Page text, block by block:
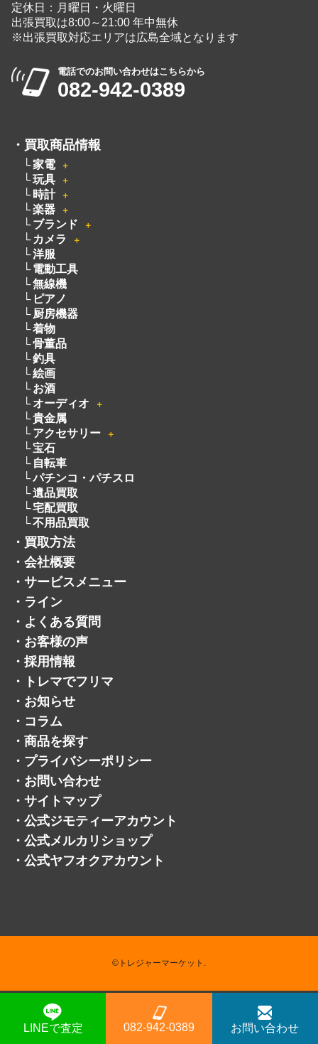
定休日：月曜日・火曜日
出張買取は8:00～21:00 年中無休
※出張買取対応エリアは広島全域となります
電話でのお問い合わせはこちらから
082-942-0389
・ 買取商品情報
家電 ＋
玩具 ＋
時計 ＋
楽器 ＋
ブランド ＋
カメラ ＋
洋服
電動工具
無線機
ピアノ
厨房機器
着物
骨董品
釣具
絵画
お酒
オーディオ
＋
貴金属
アクセサリー
＋
宝石
自転車
パチンコ・パチスロ
遺品買取
宅配買取
不用品買取
・ 買取方法
・ 会社概要
・ サービスメニュー
・ ライン
・ よくある質問
・ お客様の声
・ 採用情報
・
トレマでフリマ
・ お知らせ
・ コラム
・ 商品を探す
・ プライバシーポリシー
・ お問い合わせ
・ サイトマップ
・ 公式ジモティーアカウント
・ 公式メルカリショップ
・ 公式ヤフオクアカウント
©トレジャーマーケット.
LINEで査定 082-942-0389 お問い合わせ